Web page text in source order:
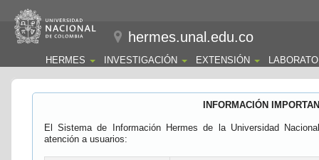
hermes.unal.edu.co
HERMES INVESTIGACIÓN EXTENSIÓN
INFORMACIÓN
El Sistema de Información Hermes de la Universidad
atención a usuarios: